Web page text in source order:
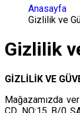
Anasayfa
Gizlilik ve
Gizlilik
GİZLİLİK VE
Mağazamızda